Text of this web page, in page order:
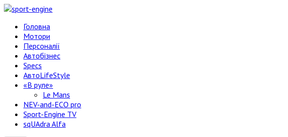
Головна
Мотори
Персоналії
Автобізнес
Specs
АвтоLifeStyle
«В руле»
Le Mans
NEV-and-ECO pro
Sport-Engine TV
sqUAdra Alfa